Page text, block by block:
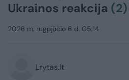
Ukrainos reakcija (2)
2026 m. rugpjūčio 6 d. 05:14
Lrytas.lt